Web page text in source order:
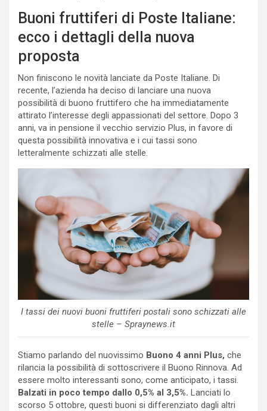
Buoni fruttiferi di Poste Italiane:
ecco i dettagli della nuova
proposta
Non finiscono le novità lanciate da Poste Italiane. Di
recente, l’azienda ha deciso di lanciare una nuova
possibilità di buono fruttifero che ha immediatamente
attirato l’interesse degli appassionati del settore. Dopo 3
anni, va in pensione il vecchio servizio Plus, in favore di
questa possibilità innovativa e i cui tassi sono
letteralmente schizzati alle stelle.
I tassi dei nuovi buoni fruttiferi postali sono schizzati alle
stelle – Spraynews.it
Stiamo parlando del nuovissimo Buono 4 anni Plus, che
rilancia la possibilità di sottoscrivere il Buono Rinnova. Ad
essere molto interessanti sono, come anticipato, i tassi.
Balzati in poco tempo dallo 0,5% al 3,5%. Lanciati lo
scorso 5 ottobre, questi buoni si differenziato dagli altri